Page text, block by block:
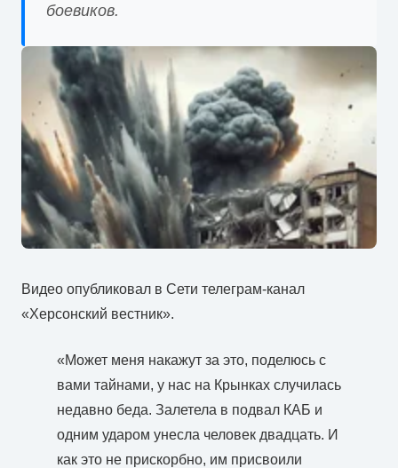
боевиков.
Видео опубликовал в Сети телеграм-канал
«Херсонский вестник».
«Может меня накажут за это, поделюсь с
вами тайнами, у нас на Крынках случилась
недавно беда. Залетела в подвал КАБ и
одним ударом унесла человек двадцать. И
как это не прискорбно, им присвоили